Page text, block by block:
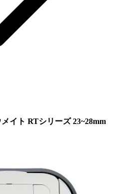
イト RTシリーズ 23~28mm